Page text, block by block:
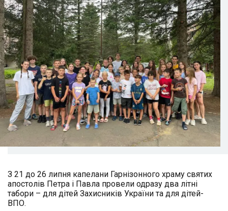
З 21 до 26 липня капелани Гарнізонного храму святих
апостолів Петра і Павла провели одразу два літні
табори – для дітей Захисників України та для дітей-
ВПО.